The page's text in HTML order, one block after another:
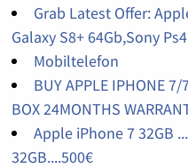
Grab Latest Offer:
Galaxy S8+ 64Gb,Sony
Mobiltelefon
BUY APPLE IPHONE 7/
BOX 24MONTHS
Apple iPhone 7 32GB
32GB....500€